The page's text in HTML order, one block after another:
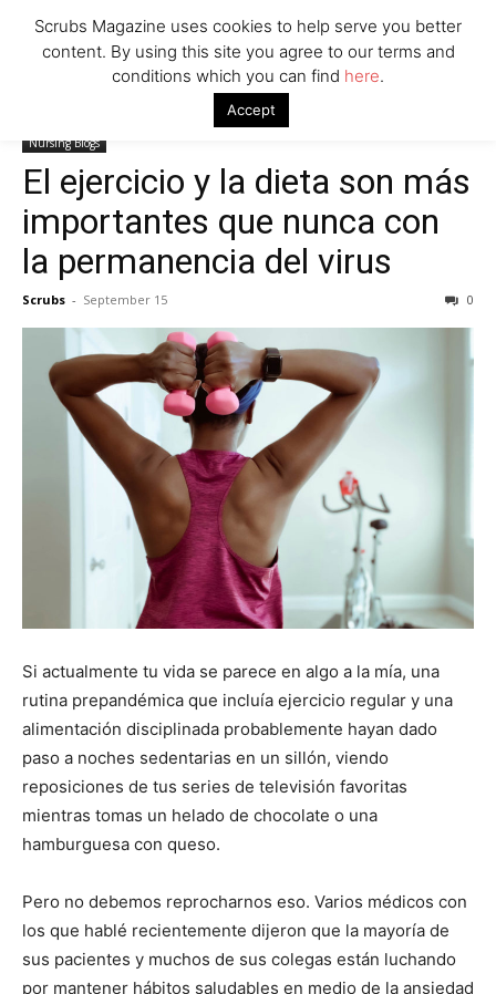
El ejercicio y la dieta son más importantes
que nunca con la permanencia del virus
Nursing Blogs
El ejercicio y la dieta son más
importantes que nunca con
la permanencia del virus
Scrubs - September 15 0
Si actualmente tu vida se parece en algo a la mía, una
rutina prepandémica que incluía ejercicio regular y una
alimentación disciplinada probablemente hayan dado
paso a noches sedentarias en un sillón, viendo
reposiciones de tus series de televisión favoritas
mientras tomas un helado de chocolate o una
hamburguesa con queso.
Pero no debemos reprocharnos eso. Varios médicos con
los que hablé recientemente dijeron que la mayoría de
sus pacientes y muchos de sus colegas están luchando
por mantener hábitos saludables en medio de la ansiedad
Scrubs Magazine uses cookies to help serve you better
content. By using this site you agree to our terms and
conditions which you can find here.
Accept